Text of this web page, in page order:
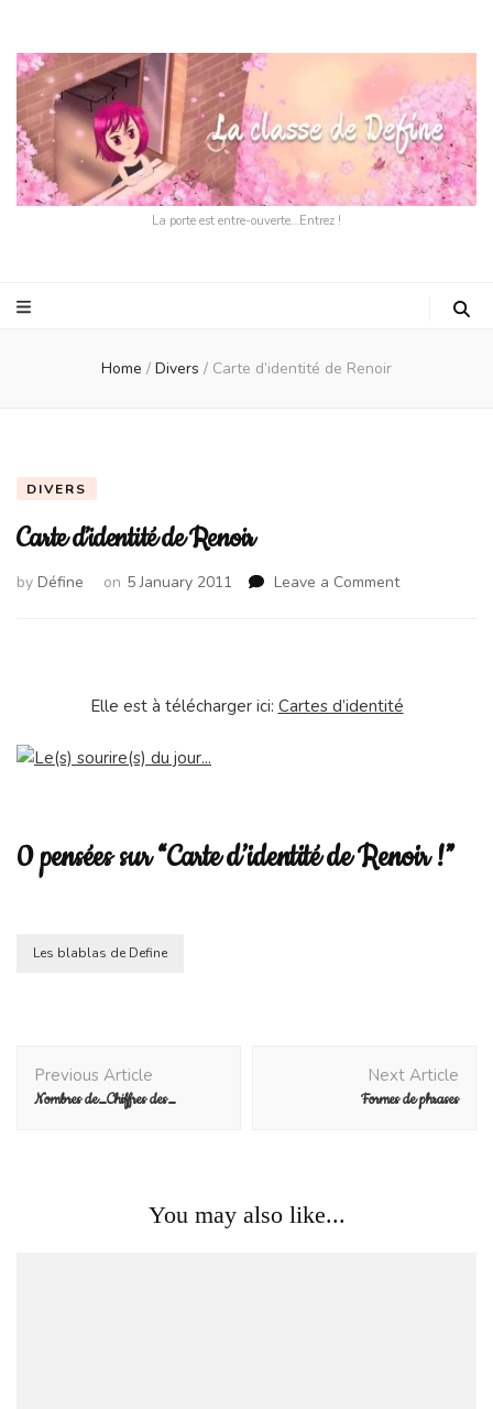
La porte est entre-ouverte…Entrez !
Home / Divers / Carte d’identité de Renoir
DIVERS
Carte d’identité de Renoir
by Défine on 5 January 2011 Leave a Commenton
Elle est à télécharger ici: Cartes d’identité
0 pensées sur “Carte d’identité de Renoir !”
Les blablas de Define
Navigation
Previous Article
Nombres de…Chiffres des…
Next Article
Formes de phrases
You may also like...